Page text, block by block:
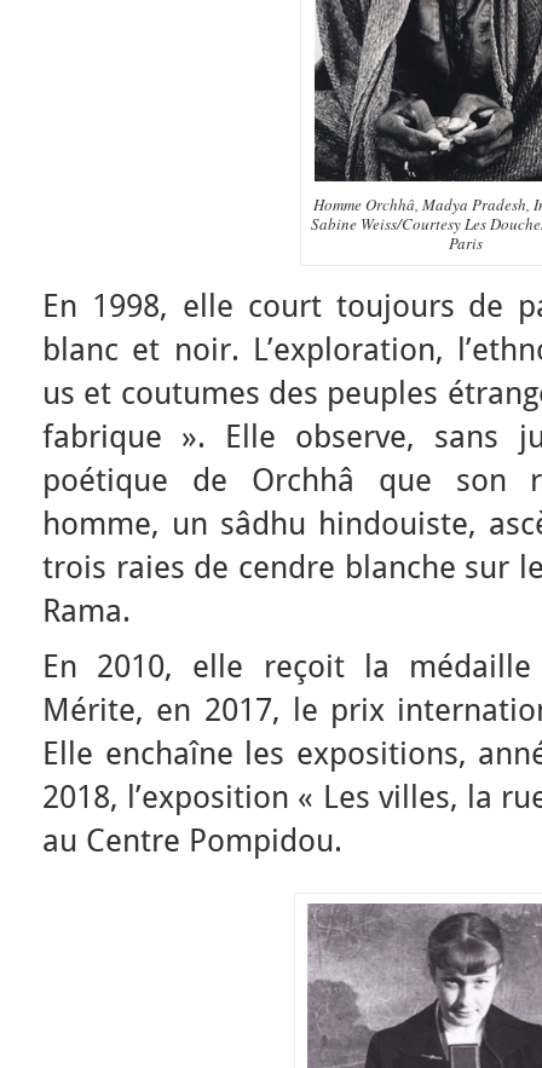
Homme Orchhâ, Madya Pradesh,
Sabine Weiss/Courtesy Les
Paris
En 1998, elle court toujours de
blanc et noir. L’exploration,
us et coutumes des peuples
fabrique ». Elle observe, sans
poétique de Orchhâ que son
homme, un sâdhu hindouiste,
trois raies de cendre blanche sur
Rama.
En 2010, elle reçoit la
Mérite, en 2017, le prix
Elle enchaîne les expositions,
2018, l’exposition « Les villes, la
au Centre Pompidou.